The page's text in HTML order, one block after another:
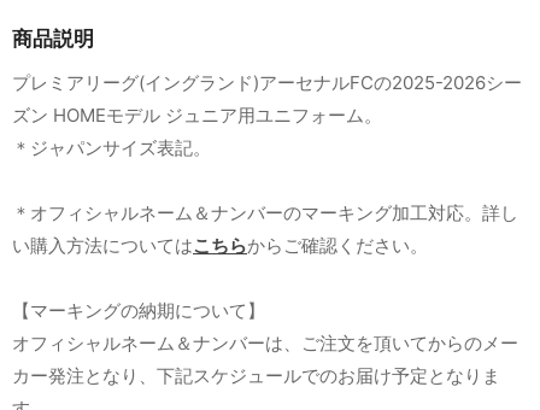
商品説明
プレミアリーグ(イングランド)アーセナルFCの2025-2026シー
ズン HOMEモデル ジュニア用ユニフォーム。
＊ジャパンサイズ表記。
＊オフィシャルネーム＆ナンバーのマーキング加工対応。詳し
い購入方法についてはこちらからご確認ください。
【マーキングの納期について】
オフィシャルネーム＆ナンバーは、ご注文を頂いてからのメー
カー発注となり、下記スケジュールでのお届け予定となりま